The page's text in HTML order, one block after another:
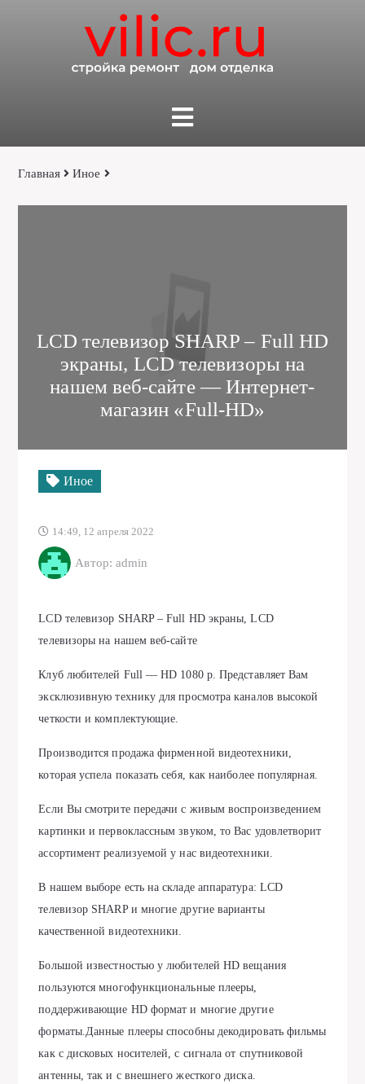
Главная Иное
LCD телевизор SHARP – Full HD
экраны, LCD телевизоры на
нашем веб-сайте — Интернет-
магазин «Full-HD»
Иное
14:49, 12 апреля 2022
Автор: admin
LCD телевизор SHARP – Full HD экраны, LCD
телевизоры на нашем веб-сайте
Клуб любителей Full — HD 1080 p. Представляет Вам
эксклюзивную технику для просмотра каналов высокой
четкости и комплектующие.
Производится продажа фирменной видеотехники,
которая успела показать себя, как наиболее популярная.
Если Вы смотрите передачи с живым воспроизведением
картинки и первоклассным звуком, то Вас удовлетворит
ассортимент реализуемой у нас видеотехники.
В нашем выборе есть на складе аппаратура: LCD
телевизор SHARP и многие другие варианты
качественной видеотехники.
Большой известностью у любителей HD вещания
пользуются многофункциональные плееры,
поддерживающие HD формат и многие другие
форматы.Данные плееры способны декодировать фильмы
как с дисковых носителей, с сигнала от спутниковой
антенны, так и с внешнего жесткого диска.